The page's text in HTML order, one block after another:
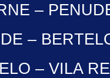
–
–
– VILA